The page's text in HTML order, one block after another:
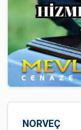
NORVEÇ